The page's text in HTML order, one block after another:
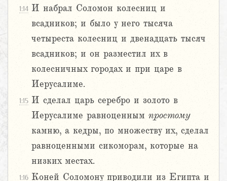
1:14 И набрал Соломон колесниц и
всадников; и было у него тысяча
четыреста колесниц и двенадцать тысяч
всадников; и он разместил их в
колесничных городах и при царе в
Иерусалиме.
1:15 И сделал царь серебро и золото в
Иерусалиме равноценным простому
камню, а кедры, по множеству их, сделал
равноценными сикоморам, которые на
низких местах.
1:16 Коней Соломону приводили из Египта и